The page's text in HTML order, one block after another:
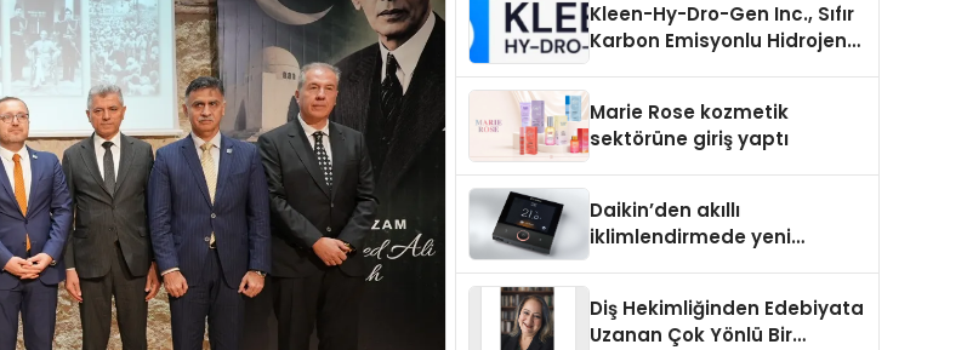
Kleen-Hy-Dro-Gen Inc., Sıfır
Karbon Emisyonlu Hidrojen
Aldı
Marie Rose kozmetik
sektörüne giriş yaptı
Daikin’den akıllı
iklimlendirmede yeni
Diş Hekimliğinden Edebiyata
Uzanan Çok Yönlü Bir